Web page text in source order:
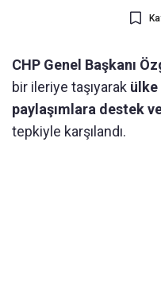
CHP Genel Başkanı
bir ileriye taşıyarak
paylaşımlara destek
tepkiyle karşılandı.